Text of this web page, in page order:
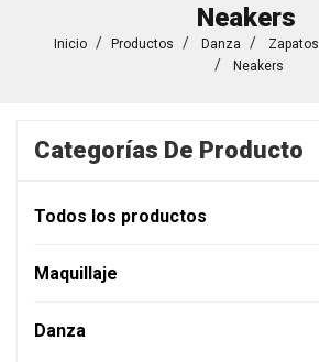
Neakers
Inicio Productos Danza Zapatos
Neakers
Categorías De Producto
Todos los productos
Maquillaje
Danza